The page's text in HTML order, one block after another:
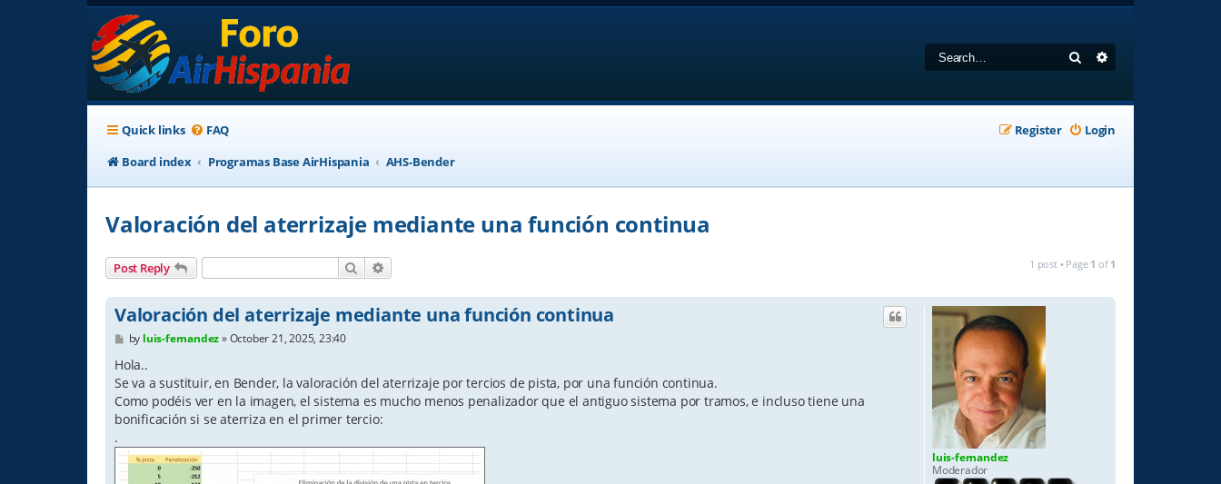
Search
Quick links FAQ Login
Register
Board index
Programas Base AirHispania AHS-Bender
Valoración del aterrizaje mediante una función continua
Post Reply Search 1 post • Page 1 of 1
luis-fernandez
Moderador
Valoración del aterrizaje mediante una función continua
P
s
by luis-fernandez»October 21, 2025, 23:40
Hola..
Se va a sustituir, en Bender, la valoración del aterrizaje por tercios de pista, por una función continua.
Como podéis ver en la imagen, el sistema es mucho menos penalizador que el antiguo sistema por tramos, e incluso tiene una
bonificación si se aterriza en el primer tercio:
.